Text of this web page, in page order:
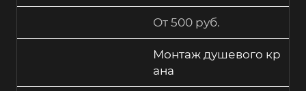
От 500 руб.
Монтаж душевого кр
ана